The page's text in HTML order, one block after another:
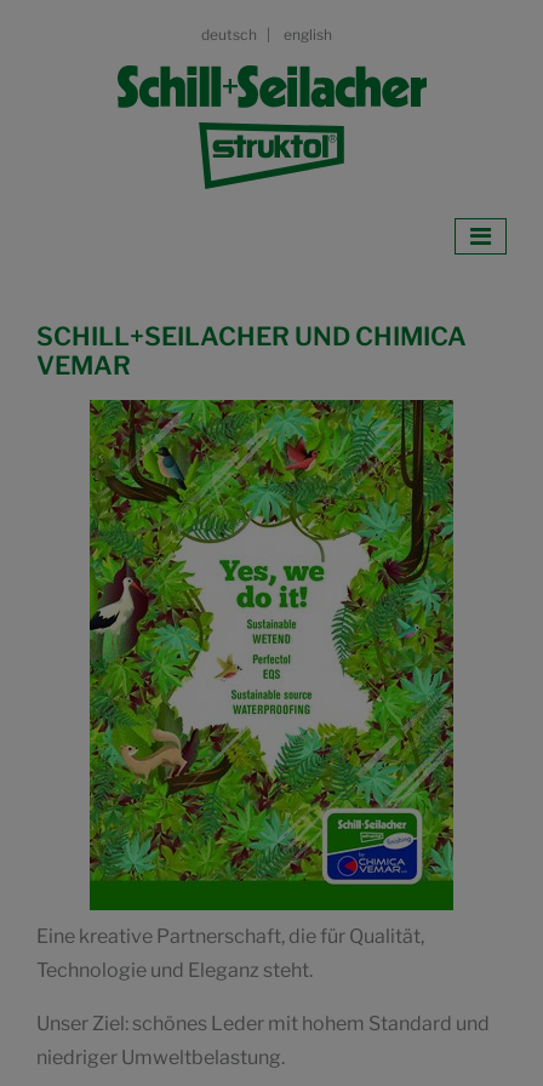
deutsch english
SCHILL+SEILACHER UND CHIMICA
VEMAR
Eine kreative Partnerschaft, die für Qualität,
Technologie und Eleganz steht.
Unser Ziel: schönes Leder mit hohem Standard und
niedriger Umweltbelastung.